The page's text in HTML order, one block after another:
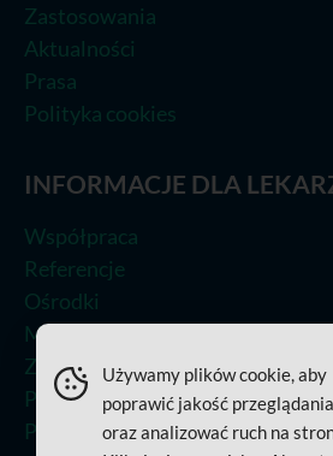
Zastosowania
Aktualności
Prasa
Polityka cookies
INFORMACJE DLA
Współpraca
Referencje
Ośrodki
Metoda leczenia
Zastosowania
Prasa
Polityka Jakości
Używamy plików cookie, aby
poprawić jakość przeglądania
oraz analizować ruch na